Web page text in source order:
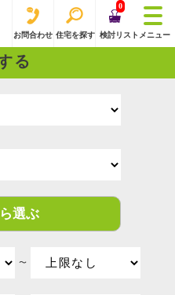
お問合わせ 住宅を探す
0
検討リスト メニュー
る
選ぶ
〜